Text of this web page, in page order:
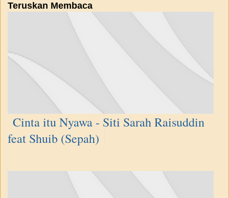
Teruskan Membaca
Cinta itu Nyawa - Siti Sarah Raisuddin
feat Shuib (Sepah)